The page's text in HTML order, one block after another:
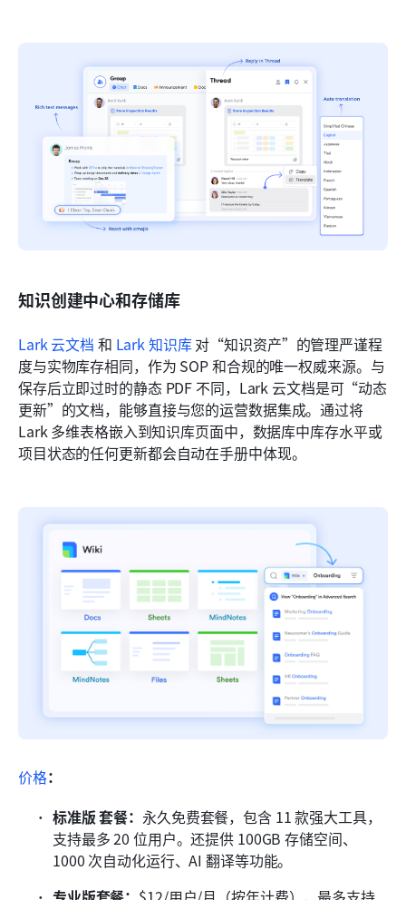
知识创建中心和存储库
Lark 云文档 和 Lark 知识库 对“知识资产”的管理严谨程
度与实物库存相同，作为 SOP 和合规的唯一权威来源。与
保存后立即过时的静态 PDF 不同，Lark 云文档是可“动态
更新”的文档，能够直接与您的运营数据集成。通过将
Lark 多维表格嵌入到知识库页面中，数据库中库存水平或
项目状态的任何更新都会自动在手册中体现。
价格：
标准版 套餐： 永久免费套餐，包含 11 款强大工具，
支持最多 20 位用户。还提供 100GB 存储空间、
1000 次自动化运行、AI 翻译等功能。